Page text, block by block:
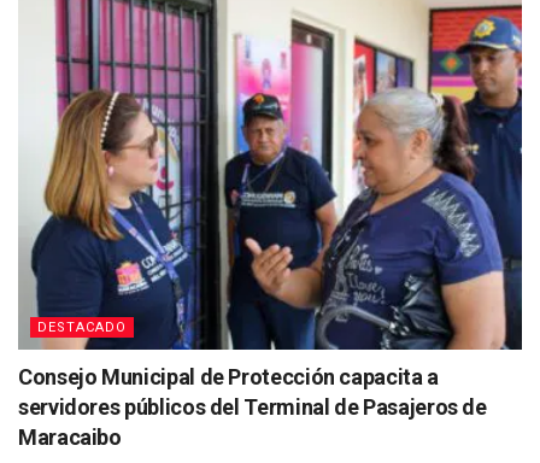
DESTACADO
Consejo Municipal de Protección capacita a
servidores públicos del Terminal de Pasajeros de
Maracaibo